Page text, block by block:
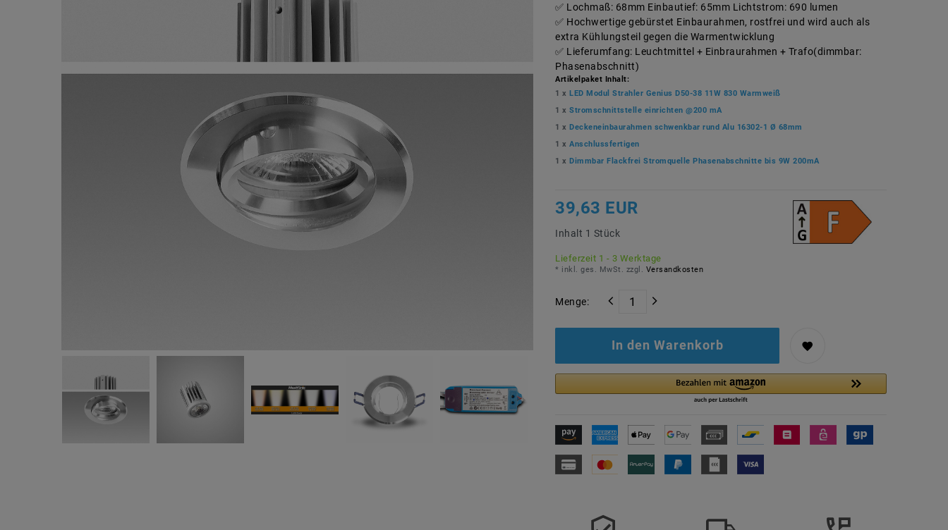
Lochmaß: 68mm Einbautief: 65mm Lichtstrom: 690 lumen
Hochwertige gebürstet Einbaurahmen, rostfrei und wird auch als
extra Kühlungsteil gegen die Warmentwicklung
Lieferumfang: Leuchtmittel + Einbraurahmen + Trafo(dimmbar:
Phasenabschnitt)
Artikelpaket Inhalt:
1 x LED Modul Strahler Genius D50-38 11W 830 Warmweiß
1 x Stromschnittstelle einrichten @200 mA
1 x Deckeneinbaurahmen schwenkbar rund Alu 16302-1 Ø 68mm
1 x Anschlussfertigen
1 x Dimmbar Flackfrei Stromquelle Phasenabschnitte bis 9W 200mA
39,63 EUR
Inhalt 1 Stück
Lieferzeit 1 - 3 Werktage
* inkl. ges. MwSt. zzgl. Versandkosten
Menge:
In den Warenkorb